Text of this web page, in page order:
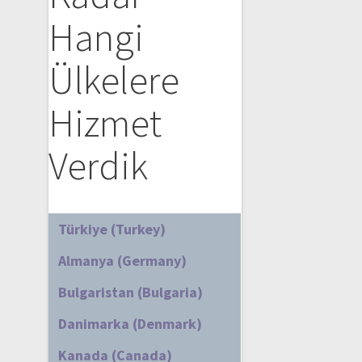
Hangi
Ülkelere
Hizmet
Verdik
Türkiye (Turkey)
Almanya (Germany)
Bulgaristan (Bulgaria)
Danimarka (Denmark)
Kanada (Canada)